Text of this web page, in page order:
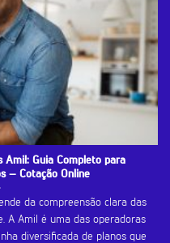
Amil: Guia Completo para
– Cotação Online
da compreensão clara das
A Amil é uma das operadoras
diversificada de planos que